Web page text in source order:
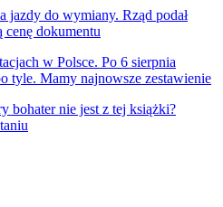
jazdy do wymiany. Rząd podał
cenę dokumentu
w Polsce. Po 6 sierpnia
tyle. Mamy najnowsze zestawienie
bohater nie jest z tej książki?